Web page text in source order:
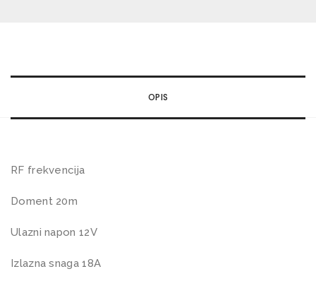
R
L
R
l
OPIS
RF frekvencija
Doment 20m
Ulazni napon 12V
Izlazna snaga 18A